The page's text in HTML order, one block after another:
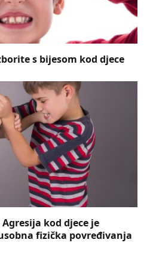
s bijesom kod djece
kod djece je
fizička povređivanja